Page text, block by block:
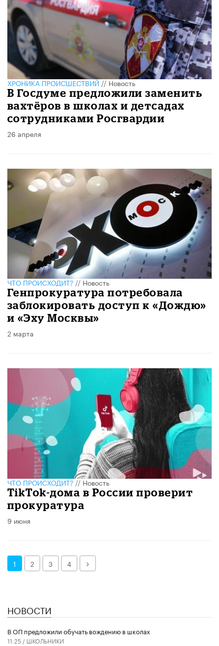
ХРОНИКА ПРОИСШЕСТВИЙ//Новость
В Госдуме предложили заменить
вахтёров в школах и детсадах
сотрудниками Росгвардии
26 апреля
ЧТО ПРОИСХОДИТ?//Новость
Генпрокуратура потребовала
заблокировать доступ к «Дождю»
и «Эху Москвы»
2 марта
ЧТО ПРОИСХОДИТ?//Новость
TikTok-дома в России проверит
прокуратура
9 июня
1 2 3 4 Далее
НОВОСТИ
В ОП предложили обучать вождению в школах
11:25 / ШКОЛЬНИКИ